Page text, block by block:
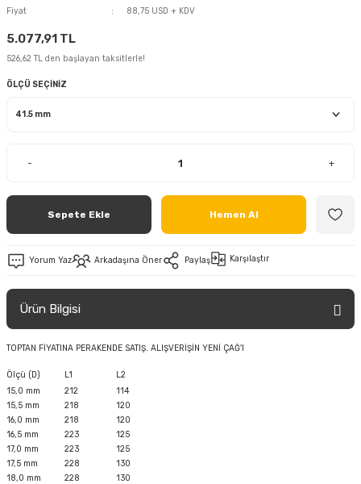
Fiyat
88,75 USD + KDV
5.077,91 TL
526,62 TL den başlayan taksitlerle!
ÖLÇÜ SEÇİNİZ
- +
Sepete Ekle Hemen Al
Yorum Yaz Arkadaşına Öner Paylaş Karşılaştır
Ürün Bilgisi
TOPTAN FİYATINA PERAKENDE SATIŞ. ALIŞVERİŞİN YENİ ÇAĞ'I
Ölçü (D) L1
L2
15,0 mm
212
114
15,5 mm
218
120
16,0 mm
218
120
16,5 mm
223
125
17,0 mm
223
125
17,5 mm
228
130
18,0 mm
228
130